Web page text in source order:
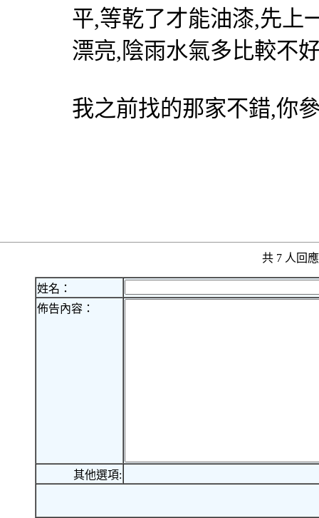
平,等乾了才能油漆,先上
漂亮,陰雨水氣多比較不
我之前找的那家不錯,你
共 7 人回
姓名：
佈告內容：
其他選項: